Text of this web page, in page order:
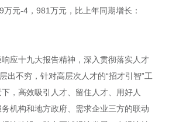
元-4，981万元，比上年同期增长：
应十九大报告精神，深入贯彻落实人才
出不穷，针对高层次人才的“招才引智”工
，高效吸引人才、留住人才、用好人
机构和地方政府、需求企业三方的联动